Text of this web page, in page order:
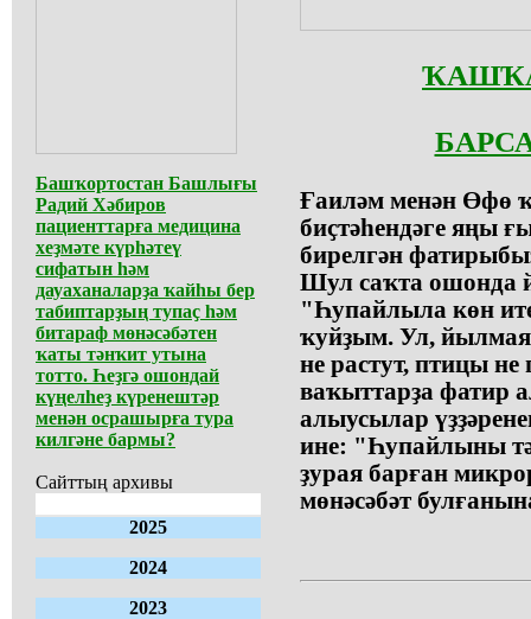
Башҡортостан Башлығы
Радий Хәбиров
пациенттарға медицина
хеҙмәте күрһәтеү
сифатын һәм
дауаханаларҙа ҡайһы бер
табиптарҙың тупаҫ һәм
битараф мөнәсәбәтен
ҡаты тәнҡит утына
тотто. Һеҙгә ошондай
күңелһеҙ күренештәр
менән осрашырға тура
килгәне бармы?
Сайттың архивы
2025
2024
2023
Ғаиләм менән Өфө
биҫтәһендәге яңы
бирелгән
Шул саҡта ошонда
"Һупайлыла көн
ҡуйҙым. Ул, йылмая
не растут, птицы
ваҡыттарҙа фатир
алыусылар
ине: "Һупайлыны
ҙурая барған
мөнәсәбәт